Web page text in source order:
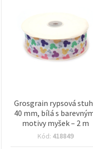
Grosgrain rypsová
40 mm, bílá s
motivy myšek – 2 m
Kód: 418849